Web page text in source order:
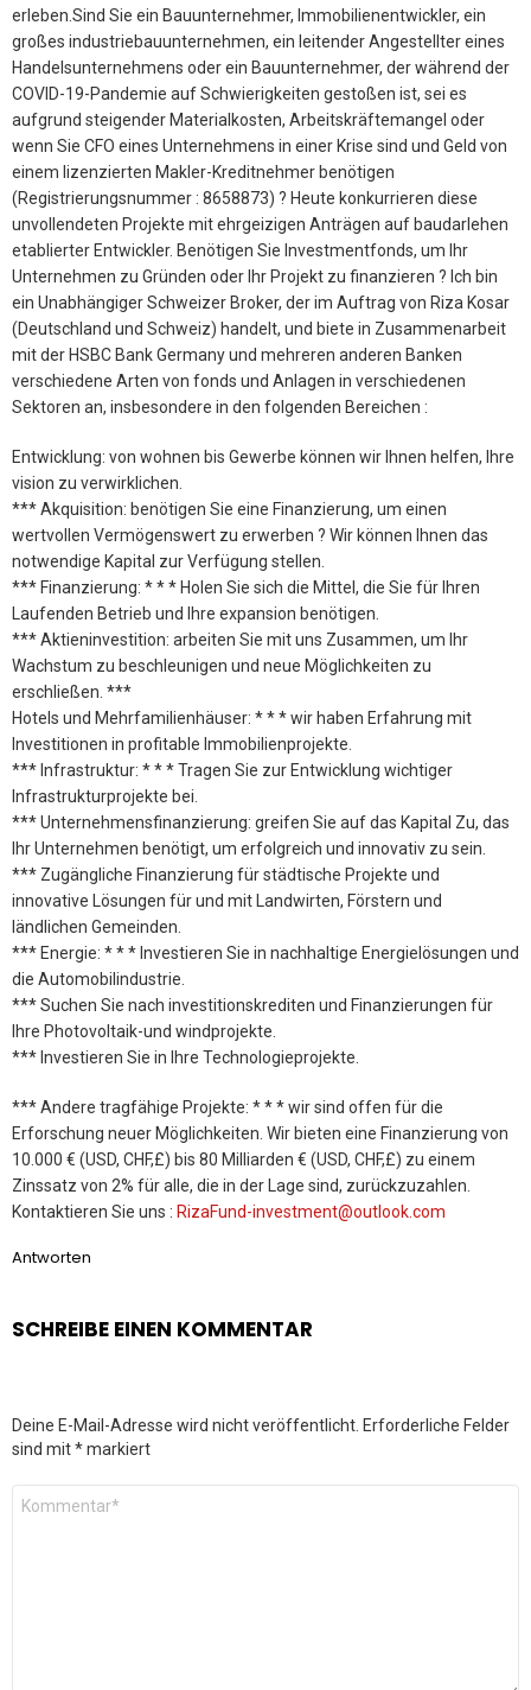
erleben.Sind Sie ein Bauunternehmer, Immobilienentwickler, ein
großes industriebauunternehmen, ein leitender Angestellter eines
Handelsunternehmens oder ein Bauunternehmer, der während der
COVID-19-Pandemie auf Schwierigkeiten gestoßen ist, sei es
aufgrund steigender Materialkosten, Arbeitskräftemangel oder
wenn Sie CFO eines Unternehmens in einer Krise sind und Geld von
einem lizenzierten Makler-Kreditnehmer benötigen
(Registrierungsnummer : 8658873) ? Heute konkurrieren diese
unvollendeten Projekte mit ehrgeizigen Anträgen auf baudarlehen
etablierter Entwickler. Benötigen Sie Investmentfonds, um Ihr
Unternehmen zu Gründen oder Ihr Projekt zu finanzieren ? Ich bin
ein Unabhängiger Schweizer Broker, der im Auftrag von Riza Kosar
(Deutschland und Schweiz) handelt, und biete in Zusammenarbeit
mit der HSBC Bank Germany und mehreren anderen Banken
verschiedene Arten von fonds und Anlagen in verschiedenen
Sektoren an, insbesondere in den folgenden Bereichen :
Entwicklung: von wohnen bis Gewerbe können wir Ihnen helfen, Ihre
vision zu verwirklichen.
*** Akquisition: benötigen Sie eine Finanzierung, um einen
wertvollen Vermögenswert zu erwerben ? Wir können Ihnen das
notwendige Kapital zur Verfügung stellen.
*** Finanzierung: * * * Holen Sie sich die Mittel, die Sie für Ihren
Laufenden Betrieb und Ihre expansion benötigen.
*** Aktieninvestition: arbeiten Sie mit uns Zusammen, um Ihr
Wachstum zu beschleunigen und neue Möglichkeiten zu
erschließen. ***
Hotels und Mehrfamilienhäuser: * * * wir haben Erfahrung mit
Investitionen in profitable Immobilienprojekte.
*** Infrastruktur: * * * Tragen Sie zur Entwicklung wichtiger
Infrastrukturprojekte bei.
*** Unternehmensfinanzierung: greifen Sie auf das Kapital Zu, das
Ihr Unternehmen benötigt, um erfolgreich und innovativ zu sein.
*** Zugängliche Finanzierung für städtische Projekte und
innovative Lösungen für und mit Landwirten, Förstern und
ländlichen Gemeinden.
*** Energie: * * * Investieren Sie in nachhaltige Energielösungen und
die Automobilindustrie.
*** Suchen Sie nach investitionskrediten und Finanzierungen für
Ihre Photovoltaik-und windprojekte.
*** Investieren Sie in Ihre Technologieprojekte.
*** Andere tragfähige Projekte: * * * wir sind offen für die
Erforschung neuer Möglichkeiten. Wir bieten eine Finanzierung von
10.000 € (USD, CHF,£) bis 80 Milliarden € (USD, CHF,£) zu einem
Zinssatz von 2% für alle, die in der Lage sind, zurückzuzahlen.
Kontaktieren Sie uns : RizaFund-investment@outlook.com
Antworten
SCHREIBE EINEN KOMMENTAR
Deine E-Mail-Adresse wird nicht veröffentlicht. Erforderliche Felder
sind mit*markiert
Kommentar